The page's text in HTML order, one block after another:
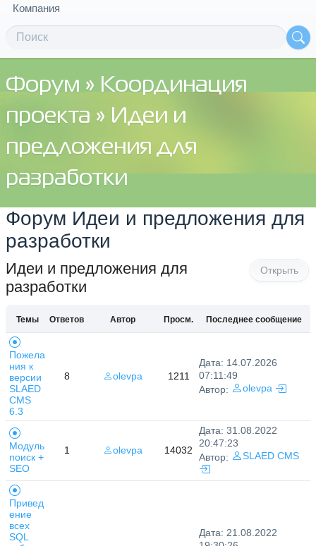
Компания
Форум » Координация
проекта » Идеи и
предложения для
разработки
Форум Идеи и предложения для
разработки
Открыть
Идеи и предложения для
разработки
Темы Ответов Автор Просм. Последнее сообщение
Пожела
ния к
версии
SLAED
CMS
6.3
8 olevpa 1211
Дата: 14.07.2026
07:11:49
Автор:
olevpa
Модуль
поиск +
SEO
1 olevpa 14032
Дата: 31.08.2022
20:47:23
Автор:
SLAED CMS
Привед
ение
всех
SQL
Дата: 21.08.2022